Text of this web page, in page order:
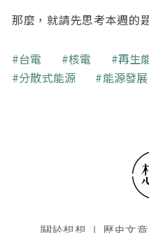
那麼，就請先思考本週的
關鍵字
台電 核電 再生
分散式能源
能源發展
頁尾選單